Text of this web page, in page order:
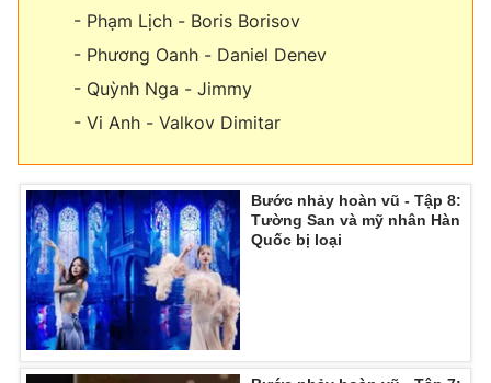
® Cấm sao chép dưới mọi hình thức nếu không có sự chấp
thuận bằng văn bản. Ghi rõ nguồn VTV.vn khi phát hành lại
thông tin từ website này.
- Phạm Lịch - Boris Borisov
- Phương Oanh - Daniel Denev
- Quỳnh Nga - Jimmy
- Vi Anh - Valkov Dimitar
Bước nhảy hoàn vũ - Tập 8:
Tường San và mỹ nhân Hàn
Quốc bị loại